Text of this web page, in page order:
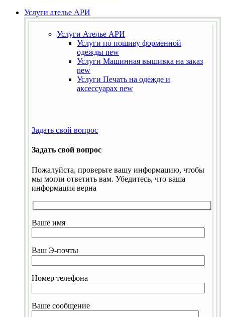
Услуги ателье АРИ
Услуги Ателье АРИ
Услуги по пошиву форменной
одежды new
Услуги Машинная вышивка на заказ
new
Услуги Печать на одежде и
аксессуарах new
Задать свой вопрос
Задать свой вопрос
Пожалуйста, проверьте вашу информацию, чтобы
мы могли ответить вам. Убедитесь, что ваша
информация верна
Ваше имя
Ваш Э-почты
Номер телефона
Ваше сообщение